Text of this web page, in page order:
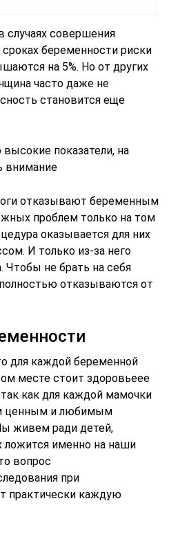
случаях совершения
беременности риски
на 5%. Но от других
часто даже не
становится еще
высокие показатели, на
внимание
отказывают беременным
проблем только на том
оказывается для них
И только из-за него
Чтобы не брать на себя
отказываются от
для каждой беременной
месте стоит здоровьеее
как для каждой мамочки
ценным и любимым
живем ради детей,
ложится именно на наши
вопрос
при
практически каждую